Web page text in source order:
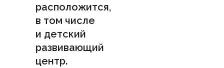
расположится,
в том числе
и детский
развивающий
центр.